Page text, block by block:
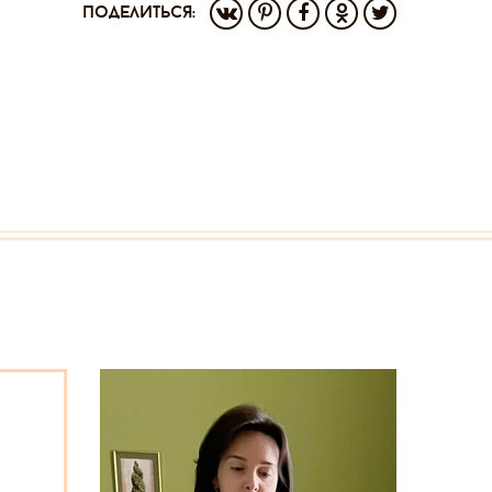
поделиться: